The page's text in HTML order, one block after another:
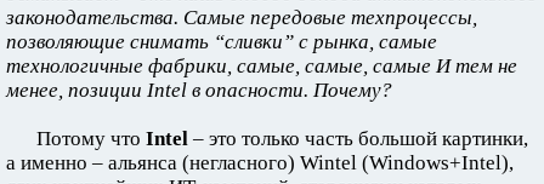
законодательства. Самые передовые техпроцессы,
позволяющие снимать “сливки” с рынка, самые
технологичные фабрики, самые, самые, самые И тем не
менее, позиции Intel в опасности. Почему?
Потому что Intel – это только часть большой картинки,
а именно – альянса (негласного) Wintel (Windows+Intel),